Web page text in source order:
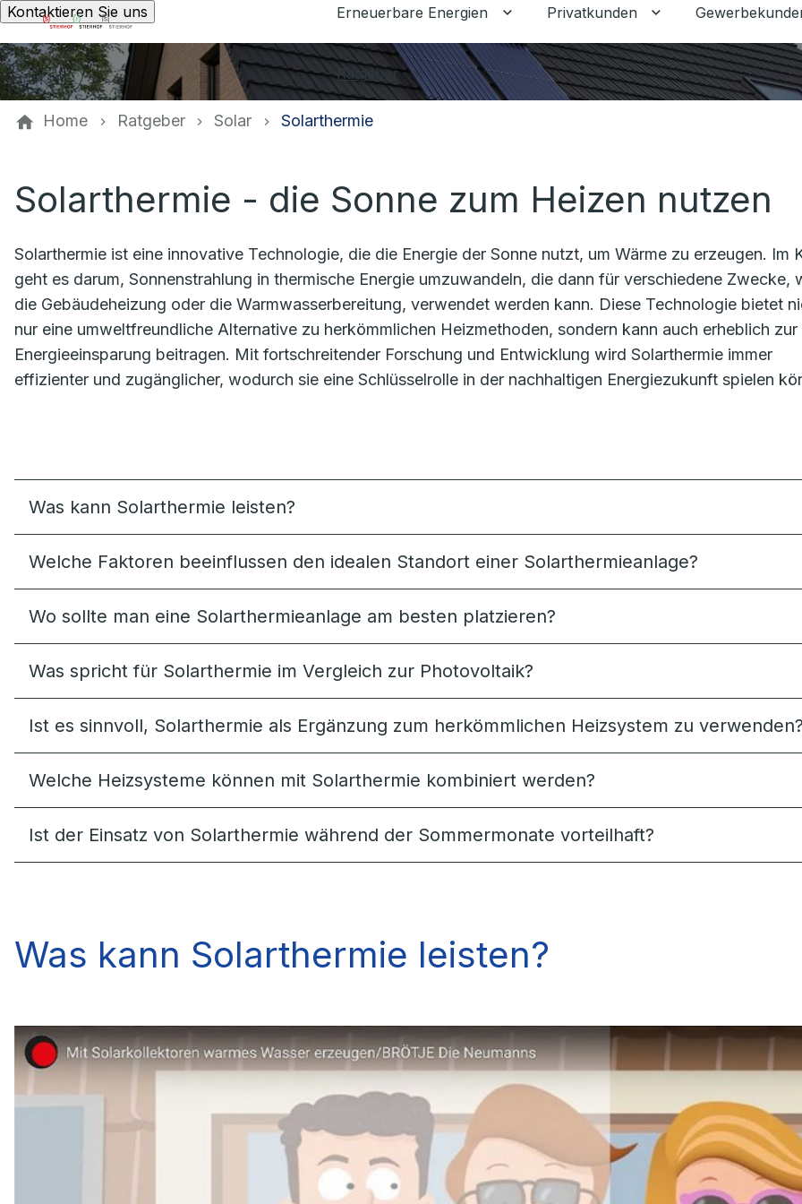
Kontaktieren Sie uns Erneuerbare Energien Untermenü für Erneuerbare Energien
Privatkunden Untermenü für
Ratgeber Untermenü für Ratgeber umschalten
Home Ratgeber Solar Solarthermie
Solarthermie - die Sonne zum Heizen nutzen
Solarthermie ist eine innovative Technologie, die die Energie der Sonne nutzt, um Wärme zu erzeugen. Im
geht es darum, Sonnenstrahlung in thermische Energie umzuwandeln, die dann für verschiedene Zwecke,
die Gebäudeheizung oder die Warmwasserbereitung, verwendet werden kann. Diese Technologie bietet
nur eine umweltfreundliche Alternative zu herkömmlichen Heizmethoden, sondern kann auch erheblich zur
Energieeinsparung beitragen. Mit fortschreitender Forschung und Entwicklung wird Solarthermie immer
effizienter und zugänglicher, wodurch sie eine Schlüsselrolle in der nachhaltigen Energiezukunft spielen
Was kann Solarthermie leisten?
Welche Faktoren beeinflussen den idealen Standort einer Solarthermieanlage?
Wo sollte man eine Solarthermieanlage am besten platzieren?
Was spricht für Solarthermie im Vergleich zur Photovoltaik?
Ist es sinnvoll, Solarthermie als Ergänzung zum herkömmlichen Heizsystem zu
Welche Heizsysteme können mit Solarthermie kombiniert werden?
Ist der Einsatz von Solarthermie während der Sommermonate vorteilhaft?
Was kann Solarthermie leisten?